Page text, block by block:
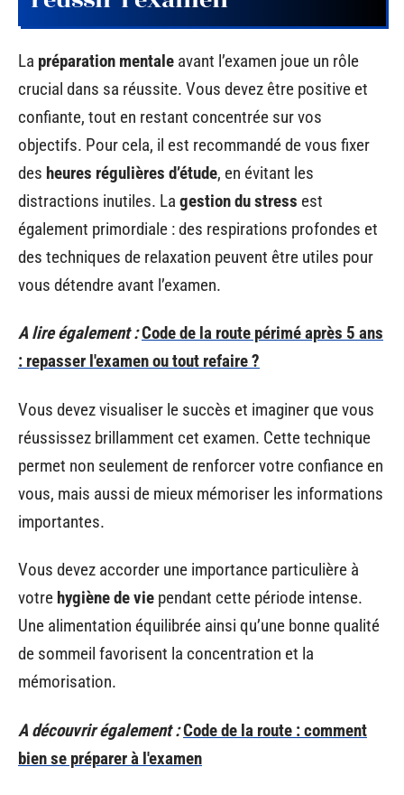
La préparation mentale avant l’examen joue un rôle
crucial dans sa réussite. Vous devez être positive et
confiante, tout en restant concentrée sur vos
objectifs. Pour cela, il est recommandé de vous fixer
des heures régulières d’étude, en évitant les
distractions inutiles. La gestion du stress est
également primordiale : des respirations profondes et
des techniques de relaxation peuvent être utiles pour
vous détendre avant l’examen.
A lire également :Code de la route périmé après 5 ans
: repasser l'examen ou tout refaire ?
Vous devez visualiser le succès et imaginer que vous
réussissez brillamment cet examen. Cette technique
permet non seulement de renforcer votre confiance en
vous, mais aussi de mieux mémoriser les informations
importantes.
Vous devez accorder une importance particulière à
votre hygiène de vie pendant cette période intense.
Une alimentation équilibrée ainsi qu’une bonne qualité
de sommeil favorisent la concentration et la
mémorisation.
A découvrir également :Code de la route : comment
bien se préparer à l'examen